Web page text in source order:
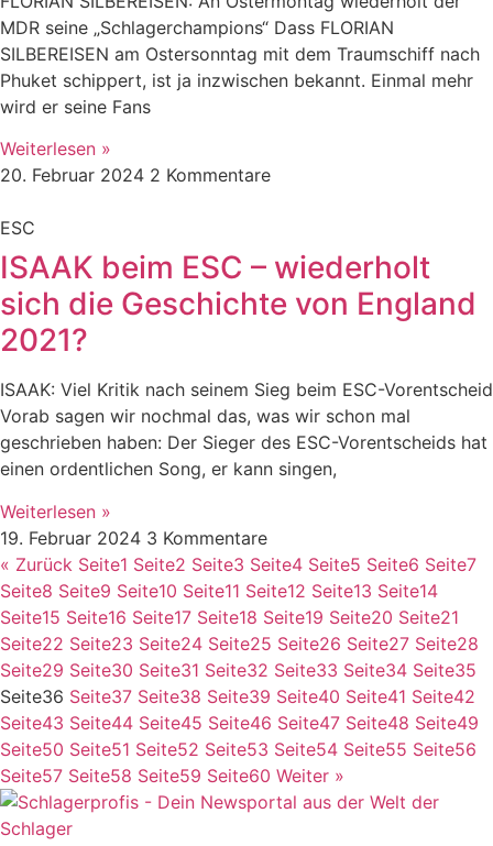
MDR seine „Schlagerchampions“ Dass FLORIAN
SILBEREISEN am Ostersonntag mit dem Traumschiff nach
Phuket schippert, ist ja inzwischen bekannt. Einmal mehr
wird er seine Fans
Weiterlesen »
20. Februar 2024 2 Kommentare
ESC
ISAAK beim ESC – wiederholt
sich die Geschichte von England
2021?
ISAAK: Viel Kritik nach seinem Sieg beim ESC-Vorentscheid
Vorab sagen wir nochmal das, was wir schon mal
geschrieben haben: Der Sieger des ESC-Vorentscheids hat
einen ordentlichen Song, er kann singen,
Weiterlesen »
19. Februar 2024 3 Kommentare
« Zurück Seite1 Seite2 Seite3 Seite4 Seite5 Seite6 Seite7
Seite8 Seite9 Seite10 Seite11 Seite12 Seite13 Seite14
Seite15 Seite16 Seite17 Seite18 Seite19 Seite20 Seite21
Seite22 Seite23 Seite24 Seite25 Seite26 Seite27 Seite28
Seite29 Seite30 Seite31 Seite32 Seite33 Seite34 Seite35
Seite36 Seite37 Seite38 Seite39 Seite40 Seite41 Seite42
Seite43 Seite44 Seite45 Seite46 Seite47 Seite48 Seite49
Seite50 Seite51 Seite52 Seite53 Seite54 Seite55 Seite56
Seite57 Seite58 Seite59 Seite60 Weiter »